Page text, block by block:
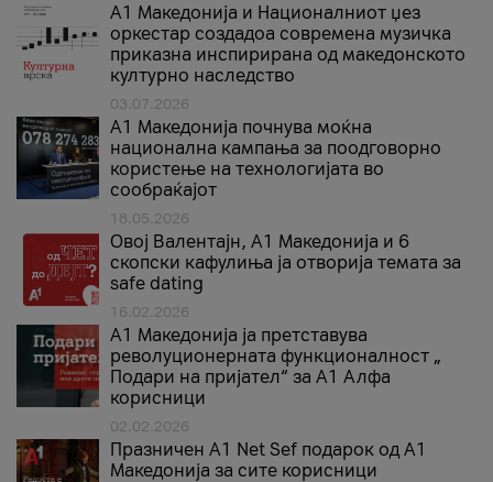
А1 Македонија и Националниот џез
оркестар создадоа современа музичка
приказна инспирирана од македонското
културно наследство
03.07.2026
A1 Македонија почнува моќна
национална кампања за поодговорно
користење на технологијата во
сообраќајот
18.05.2026
Овој Валентајн, A1 Македонија и 6
скопски кафулиња ја отворија темата за
safe dating
16.02.2026
А1 Македонија ја претставува
револуционерната функционалност „
Подари на пријател“ за А1 Алфа
корисници
02.02.2026
Празничен A1 Net Sеf подарок од А1
Македонија за сите корисници